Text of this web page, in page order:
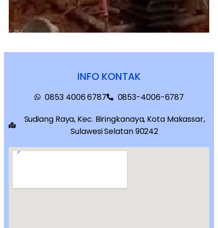
INFO KONTAK
0853 4006 6787
0853-4006-6787
Sudiang Raya, Kec. Biringkanaya, Kota Makassar,
Sulawesi Selatan 90242